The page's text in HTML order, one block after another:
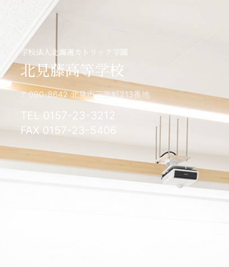
学校法人北海道カトリック学園
北見藤高等学校
〒090-8642 北見市三楽町213番地
TEL 0157-23-3212
FAX 0157-23-5406